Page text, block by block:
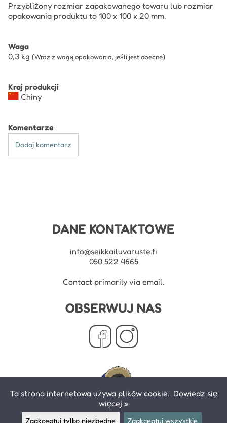
Przybliżony rozmiar zapakowanego towaru lub rozmiar
opakowania produktu to 100 x 100 x 20 mm.
Waga
0,3 kg (Wraz z wagą opakowania, jeśli jest obecne)
Kraj produkcji
Chiny
Komentarze
Dodaj komentarz
DANE KONTAKTOWE
info@seikkailuvaruste.fi
050 522 4665
Contact primarily via email.
OBSERWUJ NAS
Ta strona internetowa używa plików cookie. Dowiedz się
więcej »
Zaakceptuj tylko niezbędne Zaakceptuj wszystkie